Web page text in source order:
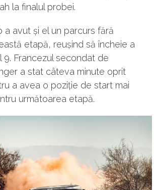
la finalul probei.
a avut și el un parcurs fără
etapă, reușind să încheie a
9. Francezul secondat de
a stat câteva minute oprit
a avea o poziție de start mai
următoarea etapă.